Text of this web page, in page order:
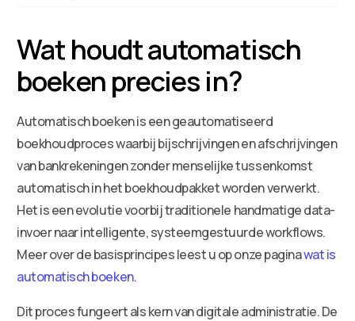
Wat houdt automatisch
boeken precies in?
Automatisch boeken is een geautomatiseerd
boekhoudproces waarbij bijschrijvingen en afschrijvingen
van bankrekeningen zonder menselijke tussenkomst
automatisch in het boekhoudpakket worden verwerkt.
Het is een evolutie voorbij traditionele handmatige data-
invoer naar intelligente, systeemgestuurde workflows.
Meer over de basisprincipes leest u op onze paginawat is
automatisch boeken.
Dit proces fungeert als kern van digitale administratie. De